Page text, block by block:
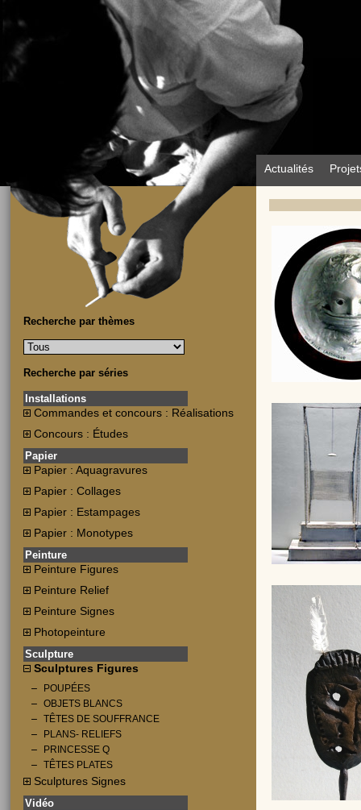
Actualités
Recherche par thèmes
Recherche par séries
Installations
Commandes et concours : Réalisations
Concours : Études
Papier
Papier : Aquagravures
Papier : Collages
Papier : Estampages
Papier : Monotypes
Peinture
Peinture Figures
Peinture Relief
Peinture Signes
Photopeinture
Sculpture
Sculptures Figures
POUPÉES
OBJETS BLANCS
TÊTES DE SOUFFRANCE
PLANS- RELIEFS
PRINCESSE Q
TÊTES PLATES
Sculptures Signes
Vidéo